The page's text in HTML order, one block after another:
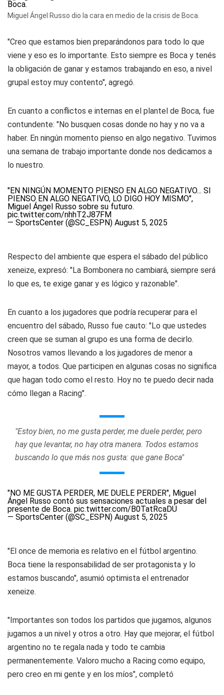
Miguel Ángel Russo dio la cara en medio de la crisis de Boca.
"Creo que estamos bien preparándonos para todo lo que
viene y eso es lo importante. Esto siempre es Boca y tenés
la obligación de ganar y estamos trabajando en eso, a nivel
grupal estoy muy contento", agregó.
En cuanto a conflictos e internas en el plantel de Boca, fue
contundente: "No busquen cosas donde no hay y no va a
haber. En ningún momento pienso en algo negativo. Tuvimos
una semana de trabajo importante donde nos dedicamos a
lo nuestro.
"EN NINGÚN MOMENTO PIENSO EN ALGO NEGATIVO... SI
PIENSO EN ALGO NEGATIVO, LO DIGO HOY MISMO",
Miguel Ángel Russo sobre su futuro.
pic.twitter.com/nhhT2J87FM
— SportsCenter (@SC_ESPN) August 5, 2025
Respecto del ambiente que espera el sábado del público
xeneize, expresó: "La Bombonera no cambiará, siempre será
lo que es, te exige ganar y es lógico y razonable".
En cuanto a los jugadores que podría recuperar para el
encuentro del sábado, Russo fue cauto: "Lo que ustedes
creen que se suman al grupo es una forma de decirlo.
Nosotros vamos llevando a los jugadores de menor a
mayor, a todos. Que participen en algunas cosas no significa
que hagan todo como el resto. Hoy no te puedo decir nada
cómo llegan a Racing".
"Estoy bien, no me gusta perder, me duele perder, pero
hay que levantar, no hay otra manera. Todos estamos
buscando lo que más nos gusta: que gane Boca"
"NO ME GUSTA PERDER, ME DUELE PERDER", Miguel
Ángel Russo contó sus sensaciones actuales a pesar del
presente de Boca. pic.twitter.com/B0TatRcaDU
— SportsCenter (@SC_ESPN) August 5, 2025
"El once de memoria es relativo en el fútbol argentino.
Boca tiene la responsabilidad de ser protagonista y lo
estamos buscando", asumió optimista el entrenador
xeneize.
"Importantes son todos los partidos que jugamos, algunos
jugamos a un nivel y otros a otro. Hay que mejorar, el fútbol
argentino no te regala nada y todo te cambia
permanentemente. Valoro mucho a Racing como equipo,
pero creo en mi gente y en los míos", completó